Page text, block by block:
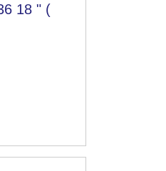
18 " (